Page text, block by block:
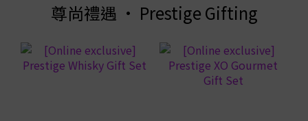
尊尚禮遇 • Prestige Gifting